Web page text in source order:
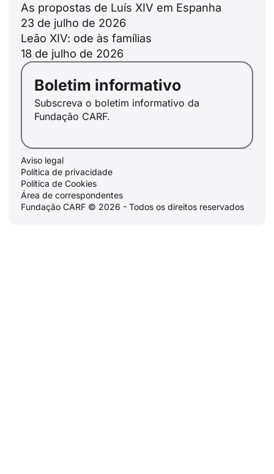
As propostas de Luís XIV em Espanha
23 de julho de 2026
Leão XIV: ode às famílias
18 de julho de 2026
Boletim informativo
Subscreva o boletim informativo da
Fundação CARF.
Aviso legal
Política de privacidade
Política de Cookies
Área de correspondentes
Fundação CARF © 2026 - Todos os direitos reservados